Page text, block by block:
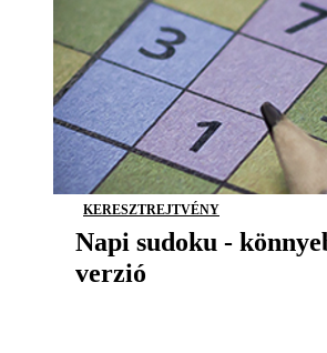
KERESZTREJTVÉNY
Napi sudoku -
verzió